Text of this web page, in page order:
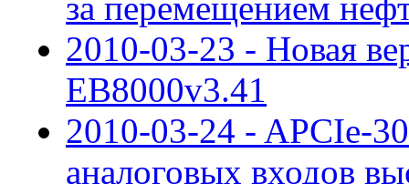
за перемещением
2010-03-23 - Новая
EB8000v3.41
2010-03-24 - APCIe-
аналоговых входов